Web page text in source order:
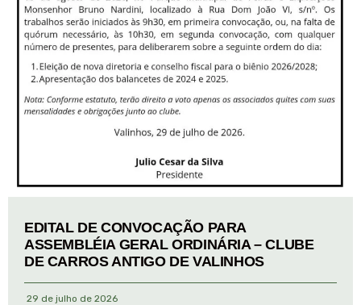
EDITAL DE CONVOCAÇÃO PARA
ASSEMBLÉIA GERAL ORDINÁRIA – CLUBE
DE CARROS ANTIGO DE VALINHOS
29 de julho de 2026